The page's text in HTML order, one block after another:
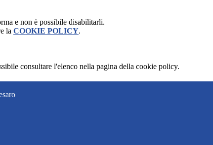
e non è possibile disabilitarli.
la COOKIE POLICY.
consultare l'elenco nella pagina della cookie policy.